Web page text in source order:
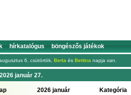
hírkatalógus böngészős játékok
6, csütörtök, Berta és Bettina napja van.
január 27.
2026 január
Kategória